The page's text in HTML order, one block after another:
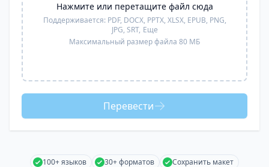
Нажмите или перетащите файл сюда
Поддерживается: PDF, DOCX, PPTX, XLSX, EPUB, PNG,
JPG, SRT, Еще
Максимальный размер файла 80 МБ
Перевести
100+ языков 30+ форматов
Сохранить макет